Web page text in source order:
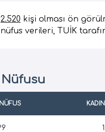
2.520 kişi olması ön
verileri, TUİK
Nüfusu